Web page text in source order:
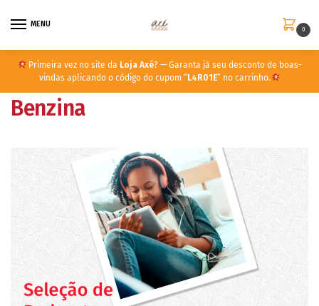
MENU
0
Primeira vez no site da Loja Axé? — Garanta já seu desconto de boas-
vindas aplicando o código do cupom “ L4R01E” no carrinho.
Benzina